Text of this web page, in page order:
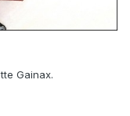
Gainax.